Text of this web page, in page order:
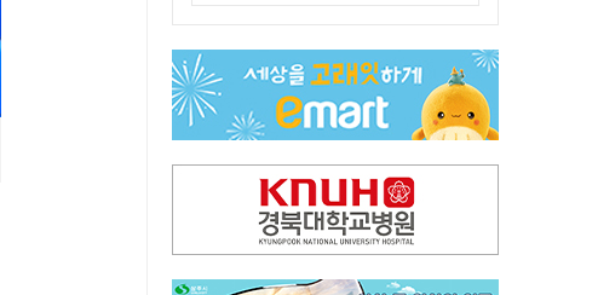
청도군정 '두 시어머니'가 되어서는 안된다
홈플러스 다시 문 연다… 대구경북 매장도 재개장 준비 돌입
"상법개정해도 주주가 '봉'"…하이닉스 솔리다임 상장설에 술렁[개미와글와글]